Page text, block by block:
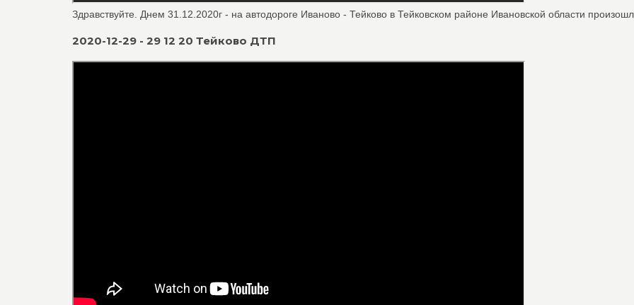
Здравствуйте. Днем 31.12.2020г - на автодороге Иваново - Тейково в Тейковском районе Ивановской области
2020-12-29 - 29 12 20 Тейково ДТП